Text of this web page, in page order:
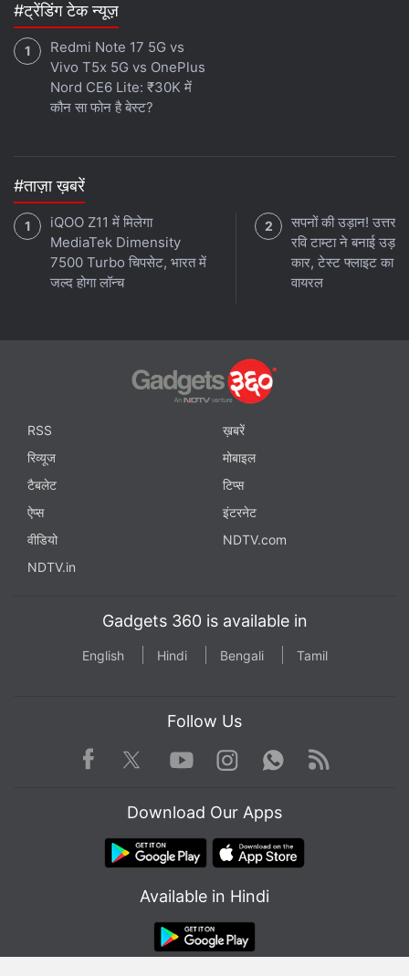
#ट्रेंडिंग टेक न्यूज़
Redmi Note 17 5G vs
Vivo T5x 5G vs OnePlus
Nord CE6 Lite: ₹30K में
कौन सा फोन है बेस्ट?
#ताज़ा ख़बरें
iQOO Z11 में मिलेगा
MediaTek Dimensity
7500 Turbo चिपसेट, भारत में
जल्द होगा लॉन्च
सपनों की उड़ान!
रवि टाम्टा ने बनाई उड़ने
कार, टेस्ट फ्लाइट का
वायरल
RSS
ख़बरें
रिव्यूज
मोबाइल
टैबलेट
टिप्स
ऐप्स
इंटरनेट
वीडियो
NDTV.com
NDTV.in
Gadgets 360 is available in
English Hindi Bengali Tamil
Follow Us
Facebook TwitterYoutube
Instagram WhatsApp
Rss
Download Our Apps
Available in Hindi